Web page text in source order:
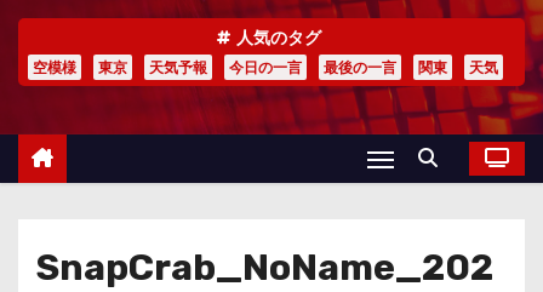
人気のタグ
空模様 東京 天気予報 今日の一言 最後の一言 関東 天気
SnapCrab_NoName_202